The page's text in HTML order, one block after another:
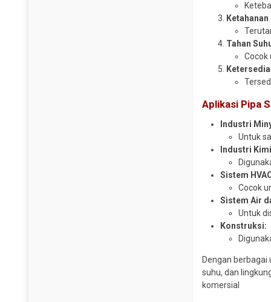
Tahan
Cocok
Aplikasi Pipa
Industri
Untuk
Industri
Sistem
Cocok
Sistem Air
Untuk
Konstruksi:
Dengan
suhu, dan
komersial